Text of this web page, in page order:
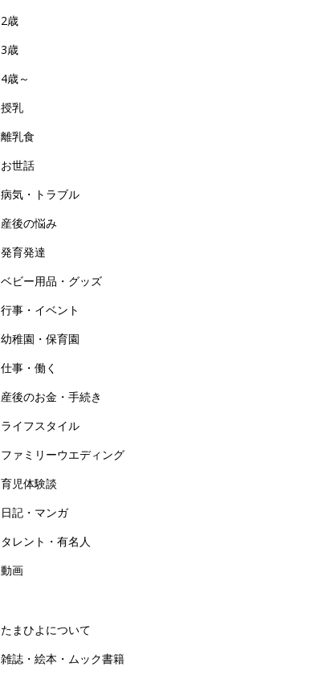
2歳
3歳
4歳～
授乳
離乳食
お世話
病気・トラブル
産後の悩み
発育発達
ベビー用品・グッズ
行事・イベント
幼稚園・保育園
仕事・働く
産後のお金・手続き
ライフスタイル
ファミリーウエディング
育児体験談
日記・マンガ
タレント・有名人
動画
たまひよについて
雑誌・絵本・ムック書籍